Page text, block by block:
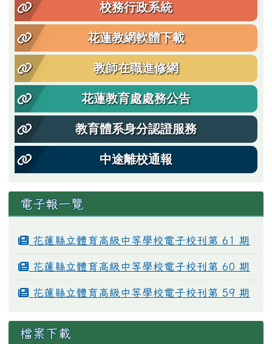
校務行政系統
花蓮教網軟體下載
教師在職進修網
花蓮教育處處務公告
教育體系身分認證服務
中途離校通報
電子報一覽
花蓮縣立體育高級中等學校電子校刊第 61 期
花蓮縣立體育高級中等學校電子校刊第 60 期
花蓮縣立體育高級中等學校電子校刊第 59 期
檔案下載